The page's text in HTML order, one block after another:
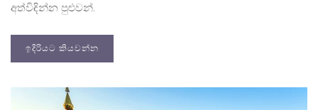
අත්විඳින්න පුළුවන්.
ඉදිරියට කියවන්න